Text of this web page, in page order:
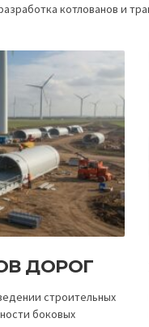
котлованов и
ДОРОГ
строительных
боковых